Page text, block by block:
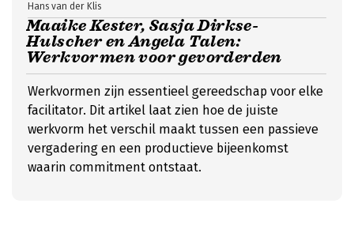
Maaike Kester, Sasja Dirkse-
Hulscher en Angela Talen:
Werkvormen voor gevorderden
Hans van der Klis
Werkvormen zijn essentieel gereedschap voor elke
facilitator. Dit artikel laat zien hoe de juiste
werkvorm het verschil maakt tussen een passieve
vergadering en een productieve bijeenkomst
waarin commitment ontstaat.